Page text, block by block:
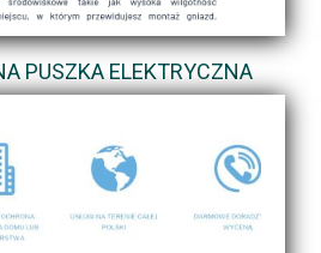
PUSZKA ELEKTRYCZNA